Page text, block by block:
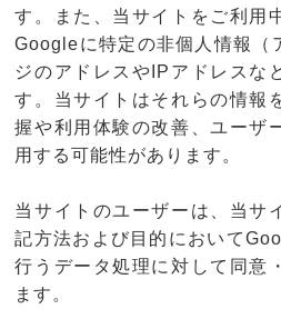
す。また、当サイトをご利用
Googleに特定の非個人情報（
ジのアドレスやIPアドレスな
す。当サイトはそれらの情報
握や利用体験の改善、ユーザ
用する可能性があります。
当サイトのユーザーは、当サ
記方法および目的において
行うデータ処理に対して同意
ます。